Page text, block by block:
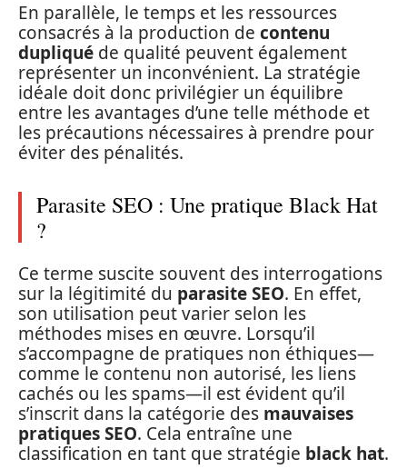
En parallèle, le temps et les ressources
consacrés à la production de contenu
dupliqué de qualité peuvent également
représenter un inconvénient. La stratégie
idéale doit donc privilégier un équilibre
entre les avantages d’une telle méthode et
les précautions nécessaires à prendre pour
éviter des pénalités.
Parasite SEO : Une pratique Black Hat
?
Ce terme suscite souvent des interrogations
sur la légitimité du parasite SEO. En effet,
son utilisation peut varier selon les
méthodes mises en œuvre. Lorsqu’il
s’accompagne de pratiques non éthiques—
comme le contenu non autorisé, les liens
cachés ou les spams—il est évident qu’il
s’inscrit dans la catégorie des mauvaises
pratiques SEO. Cela entraîne une
classification en tant que stratégie black hat.